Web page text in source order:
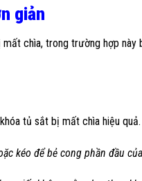
giản
chìa, trong trường hợp
tủ sắt bị mất chìa hiệu quả.
kéo để bẻ cong phần đầu